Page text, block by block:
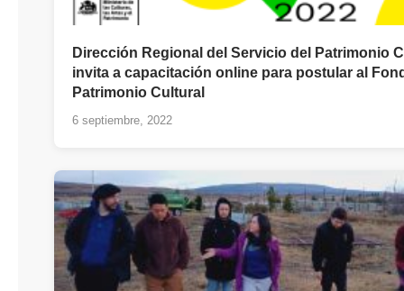
Dirección Regional del Servicio del Patrimonio
invita a capacitación online para postular al
Patrimonio Cultural
6 septiembre, 2022